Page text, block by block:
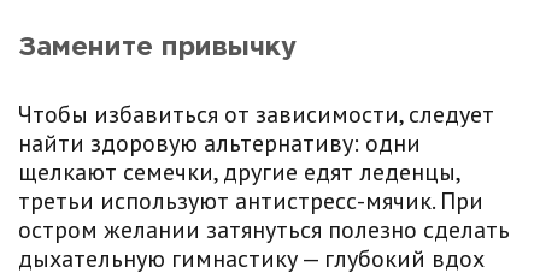
Замените привычку
Чтобы избавиться от зависимости, следует
найти здоровую альтернативу: одни
щелкают семечки, другие едят леденцы,
третьи используют антистресс-мячик. При
остром желании затянуться полезно сделать
дыхательную гимнастику — глубокий вдох